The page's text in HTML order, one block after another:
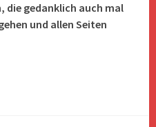
die gedanklich auch mal
und allen Seiten